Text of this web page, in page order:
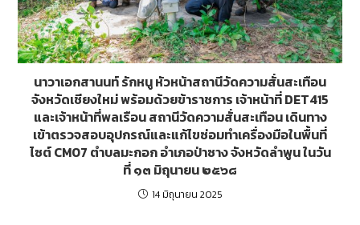
นาวาเอกสานนท์ รักหนู หัวหน้าสถานีวัดความสั่นสะเทือน
จังหวัดเชียงใหม่ พร้อมด้วยข้าราชการ เจ้าหน้าที่ DET415
และเจ้าหน้าที่พลเรือน สถานีวัดความสั่นสะเทือน เดินทาง
เข้าตรวจสอบอุปกรณ์และแก้ไขซ่อมทำเครื่องมือในพื้นที่
ไซต์ CM07 ตำบลมะกอก อำเภอป่าซาง จังหวัดลำพูน ในวัน
ที่ ๑๓ มิถุนายน ๒๕๖๘
14 มิถุนายน 2025